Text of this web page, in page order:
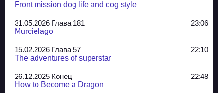
Front mission dog life and dog style
31.05.2026 Глава 181
23:06
Murcielago
15.02.2026 Глава 57
22:10
The adventures of superstar
26.12.2025 Конец
22:48
How to Become a Dragon